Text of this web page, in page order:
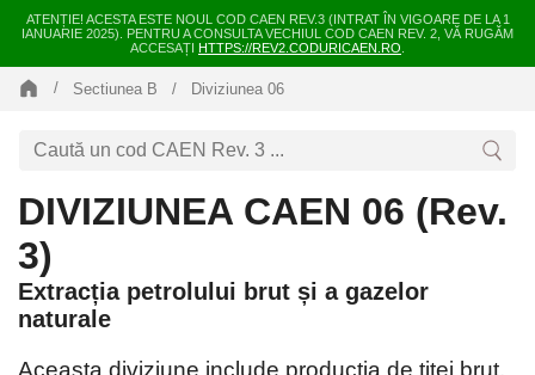
ATENȚIE! ACESTA ESTE NOUL COD CAEN REV.3 (INTRAT ÎN VIGOARE DE LA 1
IANUARIE 2025). PENTRU A CONSULTA VECHIUL COD CAEN REV. 2, VĂ RUGĂM
ACCESAȚI HTTPS://REV2.CODURICAEN.RO
Sectiunea B Diviziunea 06
DIVIZIUNEA CAEN 06 (Rev.
3)
Extracția petrolului brut și a gazelor
naturale
Aceasta diviziune include productia de titei brut,